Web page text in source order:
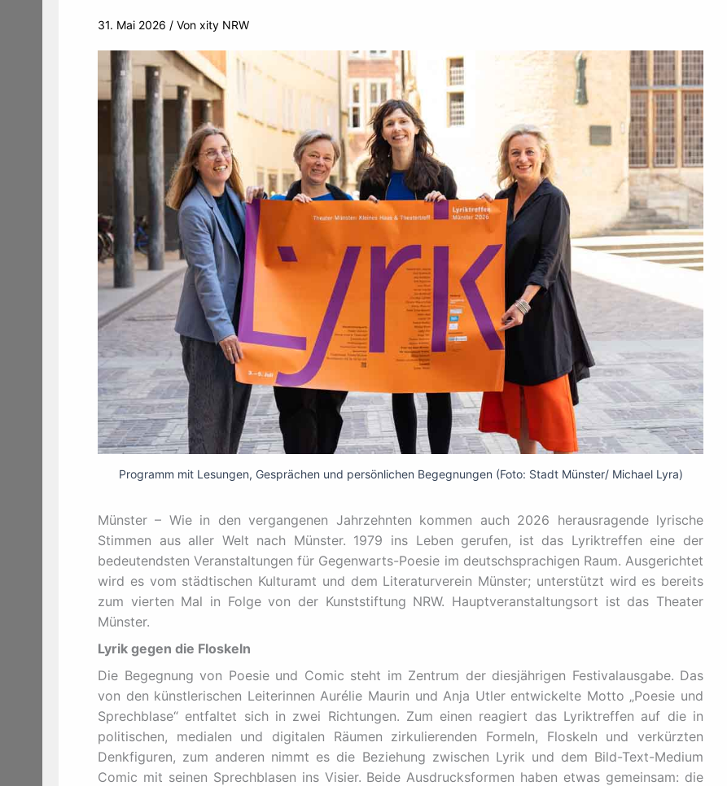
31. Mai 2026 / Von xity NRW
Programm mit Lesungen, Gesprächen und persönlichen Begegnungen (Foto: Stadt Münster/ Michael Lyra)
Münster – Wie in den vergangenen Jahrzehnten kommen auch 2026 herausragende lyrische
Stimmen aus aller Welt nach Münster. 1979 ins Leben gerufen, ist das Lyriktreffen eine der
bedeutendsten Veranstaltungen für Gegenwarts-Poesie im deutschsprachigen Raum. Ausgerichtet
wird es vom städtischen Kulturamt und dem Literaturverein Münster; unterstützt wird es bereits
zum vierten Mal in Folge von der Kunststiftung NRW. Hauptveranstaltungsort ist das Theater
Münster.
Lyrik gegen die Floskeln
Die Begegnung von Poesie und Comic steht im Zentrum der diesjährigen Festivalausgabe. Das
von den künstlerischen Leiterinnen Aurélie Maurin und Anja Utler entwickelte Motto „Poesie und
Sprechblase“ entfaltet sich in zwei Richtungen. Zum einen reagiert das Lyriktreffen auf die in
politischen, medialen und digitalen Räumen zirkulierenden Formeln, Floskeln und verkürzten
Denkfiguren, zum anderen nimmt es die Beziehung zwischen Lyrik und dem Bild-Text-Medium
Comic mit seinen Sprechblasen ins Visier. Beide Ausdrucksformen haben etwas gemeinsam: die